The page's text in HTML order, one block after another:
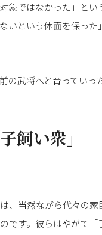
象ではなかった」と
という体面を保った
武将へと育っていっ
飼い衆」
、当然ながら代々の
です。彼らはやがて